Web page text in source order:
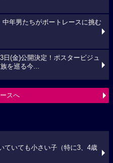
年男たちがボートレースに挑む
日(金)公開決定！ポスタービジュ
を巡る今...
スへ
ていても小さい子（特に3、4歳